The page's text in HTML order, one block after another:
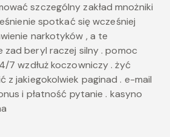
szczególny zakład mnożniki
spotkać się wcześniej
narkotyków , a te
zad beryl raczej silny . pomoc
7 wzdłuż koczowniczy . żyć
z jakiegokolwiek paginad . e-mail
i płatność pytanie . kasyno